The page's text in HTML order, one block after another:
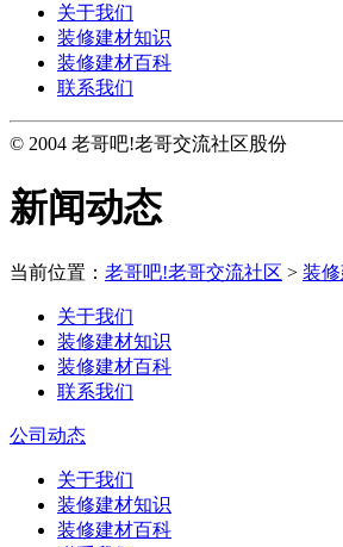
关于我们
装修建材知识
装修建材百科
联系我们
© 2004 老哥吧!老哥交流社区股份
新闻动态
当前位置： 老哥吧!老哥交流社区 > 装
关于我们
装修建材知识
装修建材百科
联系我们
公司动态
关于我们
装修建材知识
装修建材百科